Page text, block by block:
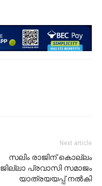
Next article
സലിം രാജിന് കൊല്ലം
ജില്ലാ പ്രവാസി സമാജം
യാത്രയയപ്പ് നൽകി